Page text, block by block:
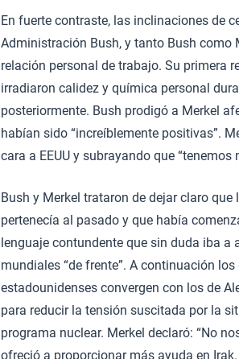
En fuerte contraste, las inclinaciones de
Administración Bush, y tanto Bush como
relación personal de trabajo. Su primera
irradiaron calidez y química personal
posteriormente. Bush prodigó a Merkel
habían sido “increíblemente positivas”.
cara a EEUU y subrayando que “tenemos
Bush y Merkel trataron de dejar claro
pertenecía al pasado y que había
lenguaje contundente que sin duda iba a
mundiales “de frente”. A continuación
estadounidenses convergen con los de
para reducir la tensión suscitada por la
programa nuclear. Merkel declaró: “No
ofreció a proporcionar más ayuda en Irak.